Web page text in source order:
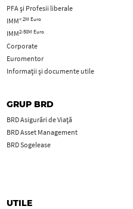
PFA şi Profesii liberale
IMM< 2M Euro
IMM2-50M Euro
Corporate
Euromentor
Informații și documente utile
GRUP BRD
BRD Asigurări de Viață
BRD Asset Management
BRD Sogelease
UTILE